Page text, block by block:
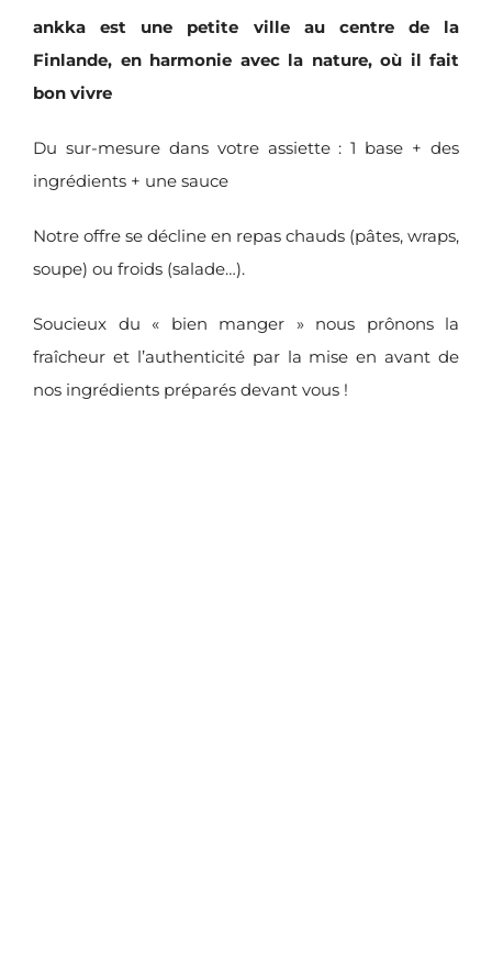
ankka est une petite ville au centre de la
Finlande, en harmonie avec la nature, où il fait
bon vivre
Du sur-mesure dans votre assiette : 1 base + des
ingrédients + une sauce
Notre offre se décline en repas chauds (pâtes, wraps,
soupe) ou froids (salade…).
Soucieux du « bien manger » nous prônons la
fraîcheur et l’authenticité par la mise en avant de
nos ingrédients préparés devant vous !